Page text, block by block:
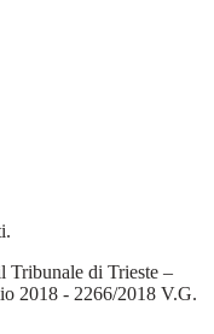
Tribunale di Trieste –
2018 - 2266/2018 V.G.